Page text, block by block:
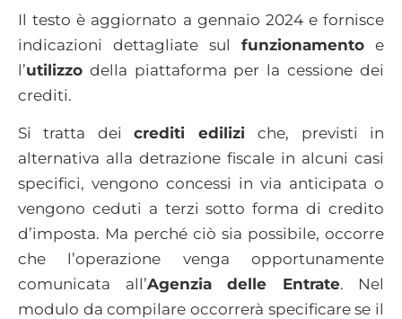
Il testo è aggiornato a gennaio 2024 e fornisce
indicazioni dettagliate sul funzionamento e
l’utilizzo della piattaforma per la cessione dei
crediti.
Si tratta deicrediti ediliziche, previsti in
alternativa alla detrazione fiscale in alcuni casi
specifici, vengono concessi in via anticipata o
vengono ceduti a terzi sotto forma di credito
d’imposta. Ma perché ciò sia possibile, occorre
che l’operazione venga opportunamente
comunicata all’Agenzia delle Entrate. Nel
modulo da compilare occorrerà specificare se il